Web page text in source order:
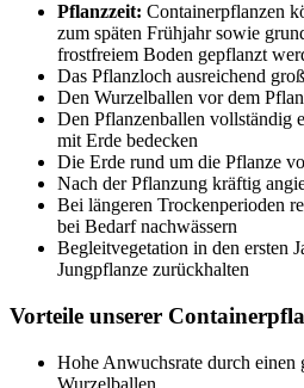
Pflanzzeit: Containerpflanzen
zum späten Frühjahr sowie
frostfreiem Boden gepflanzt
Das Pflanzloch ausreichend
Den Wurzelballen vor dem
Den Pflanzenballen vollständig
mit Erde bedecken
Die Erde rund um die Pflanze
Nach der Pflanzung kräftig
Bei längeren Trockenperioden
bei Bedarf nachwässern
Begleitvegetation in den ersten
Jungpflanze zurückhalten
Vorteile unserer
Hohe Anwuchsrate durch einen
Wurzelballen